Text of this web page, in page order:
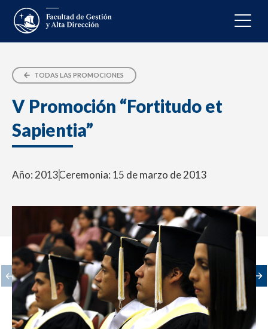
TODAS LAS PROMOCIONES
V Promoción “Fortitudo et
Sapientia”
Año: 2013Ceremonia: 15 de marzo de 2013